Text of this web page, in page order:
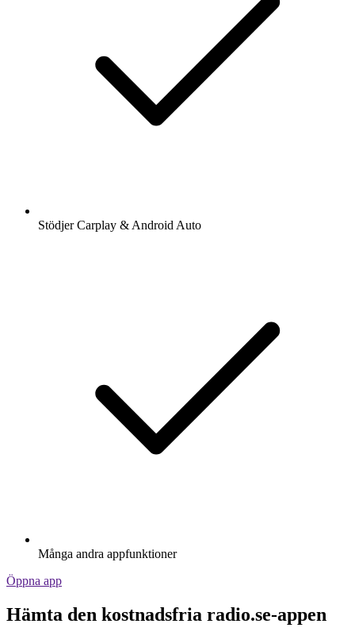
Stödjer Carplay & Android Auto
Många andra appfunktioner
Öppna app
Hämta den kostnadsfria radio.se-appen